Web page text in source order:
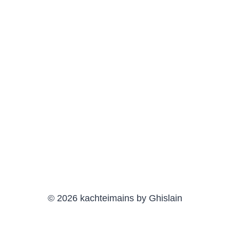
© 2026 kachteimains by Ghislain